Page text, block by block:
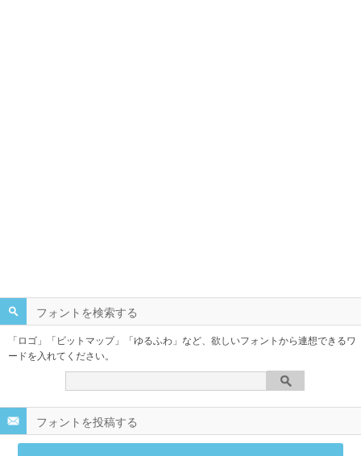
フォントを検索する
「ロゴ」「ビットマップ」「ゆるふわ」など、欲しいフォントから連想できるワ
ードを入れてください。
フォントを投稿する